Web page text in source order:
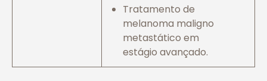
Tratamento de
melanoma maligno
metastático em
estágio avançado.